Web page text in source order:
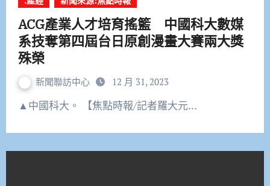
ACG產業人才培育搖籃 中國科大數媒
系技奪第四屆台日原創漫畫大賽兩大獎
殊榮
新聞聯訪中心 12 月 31, 2023
▲中國科大。 【焦點時報/記者羅大元…